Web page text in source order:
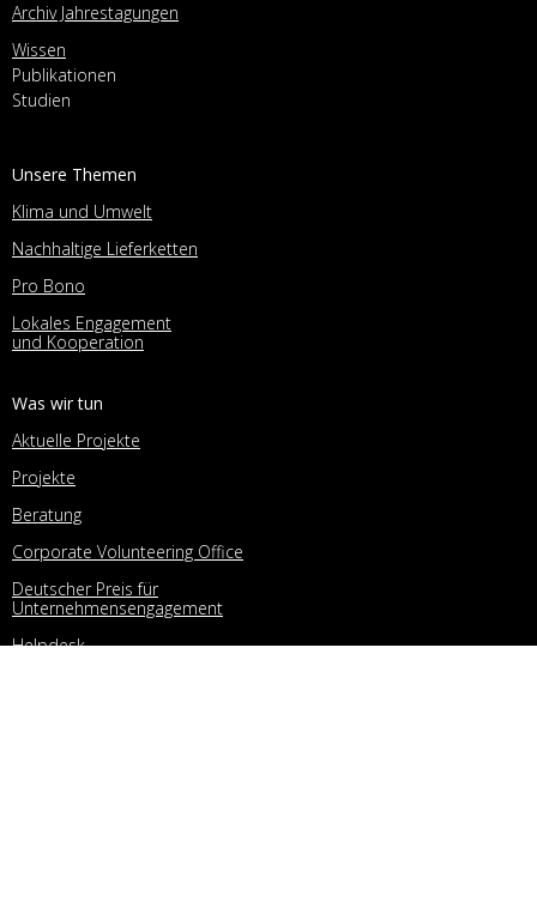
Archiv Jahrestagungen
Wissen
Publikationen
Studien
Unsere Themen
Klima und Umwelt
Nachhaltige Lieferketten
Pro Bono
Lokales Engagement
und Kooperation
Was wir tun
Aktuelle Projekte
Projekte
Beratung
Corporate Volunteering Office
Deutscher Preis für
Unternehmensengagement
Helpdesk